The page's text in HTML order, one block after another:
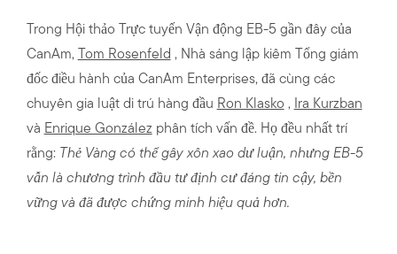
Trong Hội thảo Trực tuyến Vận động EB-5 gần đây của
CanAm,
Tom Rosenfeld , Nhà sáng lập kiêm Tổng giám
đốc điều hành của CanAm Enterprises, đã cùng các
chuyên gia luật di trú hàng đầu Ron Klasko , Ira Kurzban
và Enrique González phân tích vấn đề. Họ đều nhất trí
rằng: Thẻ Vàng có thể gây xôn xao dư luận, nhưng EB-5
vẫn là chương trình đầu tư định cư đáng tin cậy, bền
vững và đã được chứng minh hiệu quả hơn.